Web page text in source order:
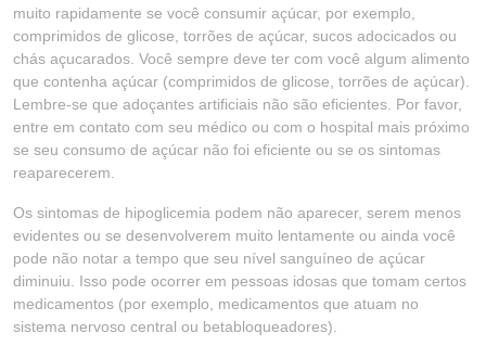
muito rapidamente se você consumir açúcar, por exemplo,
comprimidos de glicose, torrões de açúcar, sucos adocicados ou
chás açucarados. Você sempre deve ter com você algum alimento
que contenha açúcar (comprimidos de glicose, torrões de açúcar).
Lembre-se que adoçantes artificiais não são eficientes. Por favor,
entre em contato com seu médico ou com o hospital mais próximo
se seu consumo de açúcar não foi eficiente ou se os sintomas
reaparecerem.
Os sintomas de hipoglicemia podem não aparecer, serem menos
evidentes ou se desenvolverem muito lentamente ou ainda você
pode não notar a tempo que seu nível sanguíneo de açúcar
diminuiu. Isso pode ocorrer em pessoas idosas que tomam certos
medicamentos (por exemplo, medicamentos que atuam no
sistema nervoso central ou betabloqueadores).